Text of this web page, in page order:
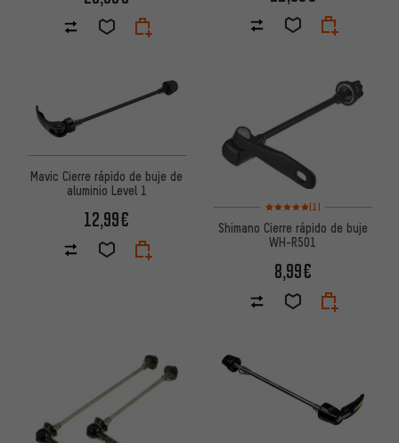
Mavic Cierre rápido de buje de
aluminio Level 1
12,99€
Valoración media: 5 de 5
(1)
Shimano Cierre rápido de buje
WH-R501
8,99€